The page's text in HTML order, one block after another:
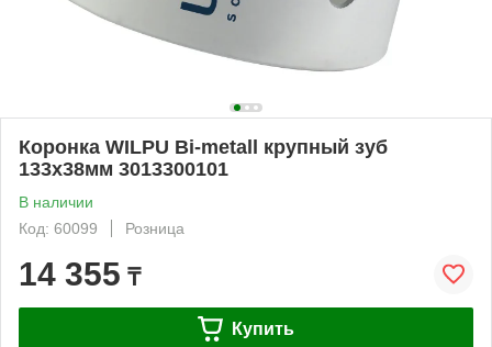
Коронка WILPU Bi-metall крупный зуб
133х38мм 3013300101
В наличии
Код: 60099
Розница
14 355 ₸
Купить